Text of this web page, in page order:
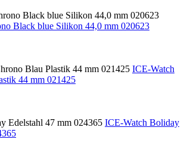
Black blue Silikon 44,0 mm 020623
ICE-Watch
44 mm 021425
ICE-Watch Boliday